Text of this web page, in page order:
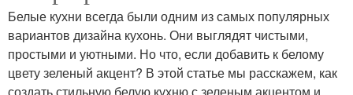
Белые кухни всегда были одним из самых популярных
вариантов дизайна кухонь. Они выглядят чистыми,
простыми и уютными. Но что, если добавить к белому
цвету зеленый акцент? В этой статье мы расскажем, как